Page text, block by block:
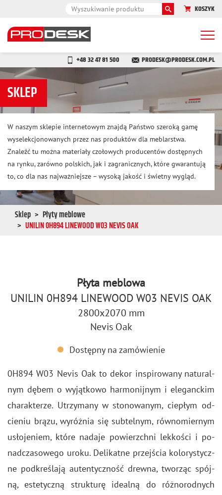
KOSZYK
+48 32 47 81 500 PRODESK@PRODESK.COM.PL
SKLEP
W naszym sklepie internetowym znajdą Państwo szeroką gamę
wyselekcjonowanych przez nas produktów dla meblarstwa.
Znaleźć tu można materiały czołowych producentów dostępnych
na rynku, zarówno polskich, jak i zagranicznych, które gwarantują
to, co dla nas najważniejsze – wysoką jakość i świetny wygląd.
Sklep
Płyty meblowe
UNILIN 0H894 LINEWOOD W03 NEVIS OAK
Płyta meblowa
UNILIN 0H894 LINEWOOD W03 NEVIS OAK
2800x2070 mm
Nevis Oak
Dostępny na zamówienie
0H894 W03 Nevis Oak to dekor in­spi­ro­wa­ny na­tu­ral­
nym dębem o wy­jąt­ko­wo har­mo­nij­nym i ele­ganc­kim
cha­rak­te­rze. Utrzy­ma­ny w sto­no­wa­nym, cie­płym od­
cie­niu brązu, wy­róż­nia się sub­tel­nym, rów­no­mier­nym
usło­je­niem, które na­da­je po­wierzch­ni lek­ko­ści i po­
nad­cza­so­we­go uroku. De­li­kat­ne przej­ścia ko­lo­ry­stycz­
ne pod­kre­śla­ją au­ten­tycz­ność drew­na, two­rząc spój­
ną, es­te­tycz­ną struk­tu­rę ide­al­ną do róż­no­rod­nych